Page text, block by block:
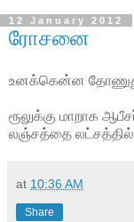
12 January 2012
ரோசனை
உனக்கென்ன
ரூலுக்கு மாறாக
லஞ்சத்தை
at 10:36 AM
Share